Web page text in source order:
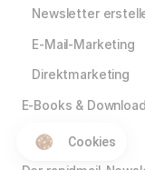
Cookies
Newsletter
E-Mail-Marketing
Direktmarketing
E-Books &